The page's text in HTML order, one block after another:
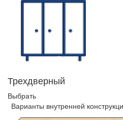
Трехдверный
Выбрать
Варианты внутренней